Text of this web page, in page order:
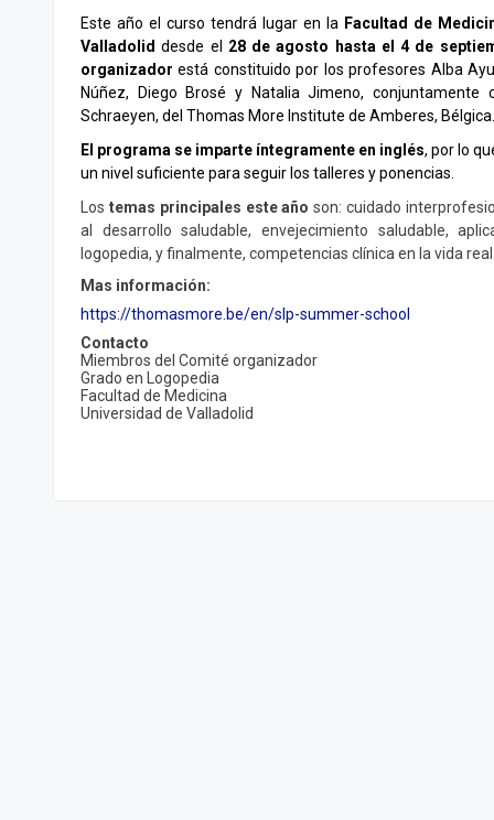
Este año el curso tendrá lugar en la Facultad de
Valladoliddesde el 28 de agosto hasta el 4 de
organizadorestá constituido por los profesores Alba
Núñez, Diego Brosé y Natalia Jimeno, conjuntamente
Schraeyen, del Thomas More Institute de Amberes,
El programa se imparte íntegramente en inglés, por lo
un nivel suficiente para seguir los talleres y ponencias.
Los temas principales este año son: cuidado
al desarrollo saludable, envejecimiento saludable,
logopedia, y finalmente, competencias clínica en la vida
Mas información:
https://thomasmore.be/en/slp-summer-school
Contacto
Miembros del Comité organizador
Grado en Logopedia
Facultad de Medicina
Universidad de Valladolid